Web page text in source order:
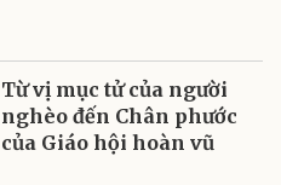
Từ vị mục tử của người
nghèo đến Chân phước
của Giáo hội hoàn vũ